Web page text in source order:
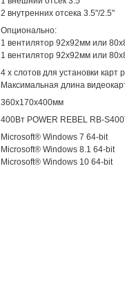
2 внутренних отсека 3.5"/2.5"
Опционально:
1 вентилятор 92x92мм или
1 вентилятор 92x92мм или
4 x слотов для установки карт
Максимальная длина
360x170x400мм
400Вт POWER REBEL RB-
Microsoft® Windows 7 64-bit
Microsoft® Windows 8.1 64-bit
Microsoft® Windows 10 64-bit